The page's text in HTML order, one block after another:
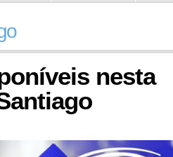
nesta